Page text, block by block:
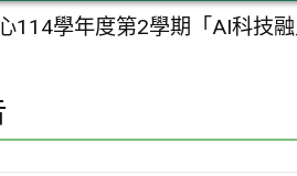
114學年度第2學期「AI科技